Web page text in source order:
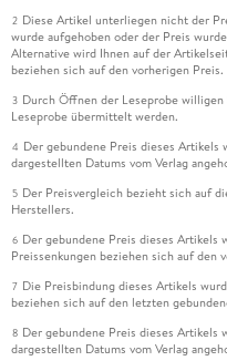
2 Diese Artikel unterliegen nicht der
wurde aufgehoben oder der Preis
Alternative wird Ihnen auf der
beziehen sich auf den vorherigen Preis.
3 Durch Öffnen der Leseprobe
Leseprobe übermittelt werden.
4 Der gebundene Preis dieses
dargestellten Datums vom Verlag
5 Der Preisvergleich bezieht sich auf
Herstellers.
6 Der gebundene Preis dieses Artikels
Preissenkungen beziehen sich auf den
7 Die Preisbindung dieses Artikels
beziehen sich auf den letzten
8 Der gebundene Preis dieses Artikels
dargestellten Datums vom Verlag